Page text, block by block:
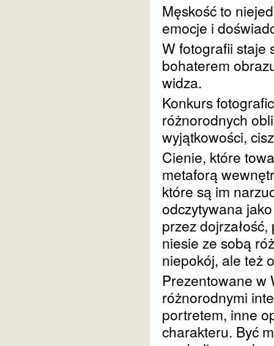
Męskość to
emocje i
W fotografii staje
bohaterem
widza.
Konkurs
różnorodnych
wyjątkowości,
Cienie, które
metaforą
które są im
odczytywana
przez
niesie ze sobą
niepokój, ale też
Prezentowane w
różnorodnymi
portretem, inne
charakteru. Być